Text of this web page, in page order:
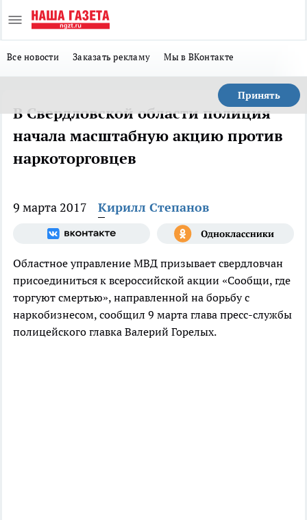
Все новости Заказать рекламу Мы в ВКонтакте
Принять
В Свердловской области полиция
начала масштабную акцию против
наркоторговцев
9 марта 2017 Кирилл Степанов
Областное управление МВД призывает свердловчан
присоединиться к всероссийской акции «Сообщи, где
торгуют смертью», направленной на борьбу с
наркобизнесом, сообщил 9 марта глава пресс-службы
полицейского главка Валерий Горелых.